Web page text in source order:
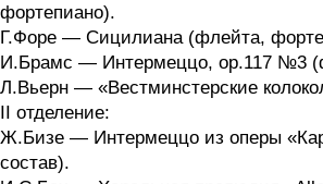
фортепиано).
Г.Форе — Сицилиана (флейта,
И.Брамс — Интермеццо, оp.117 №3
Л.Вьерн — «Вестминстерские
II отделение:
Ж.Бизе — Интермеццо из оперы
состав).